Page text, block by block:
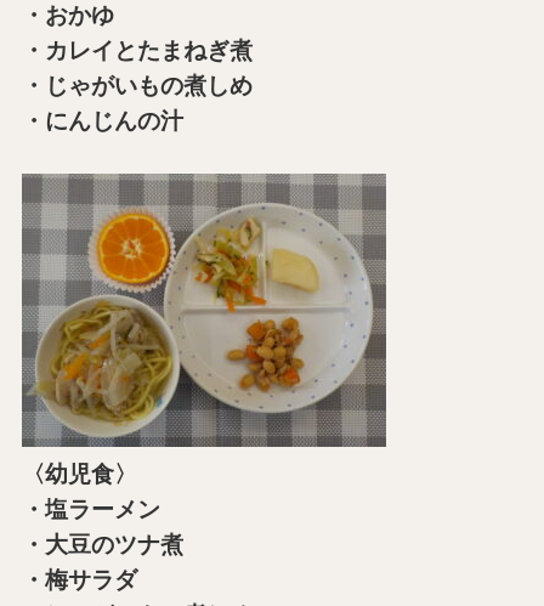
・おかゆ
・カレイとたまねぎ煮
・じゃがいもの煮しめ
・にんじんの汁
〈幼児食〉
・塩ラーメン
・大豆のツナ煮
・梅サラダ